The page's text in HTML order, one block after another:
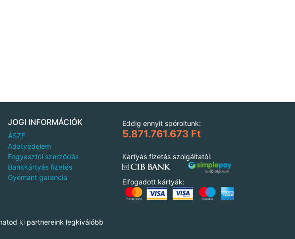
JOGI INFORMÁCIÓK
ÁSZF
Adatvédelem
Fogyasztói szerződés
Bankkártyás fizetés
Gyémánt garancia
Eddig ennyit spóroltunk:
5.871.761.673 Ft
Kártyás fizetés szolgáltatói:
Elfogadott kártyák:
ki partnereink legkiválóbb